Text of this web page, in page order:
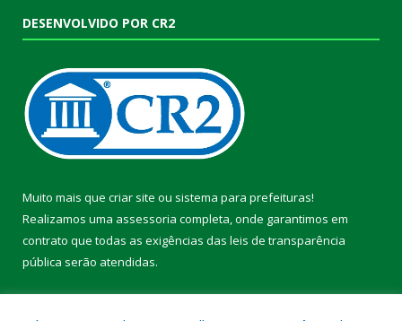
DESENVOLVIDO POR CR2
Muito mais que criar site ou sistema para prefeituras!
Realizamos uma assessoria completa, onde garantimos em
contrato que todas as exigências das leis de transparência
pública serão atendidas.